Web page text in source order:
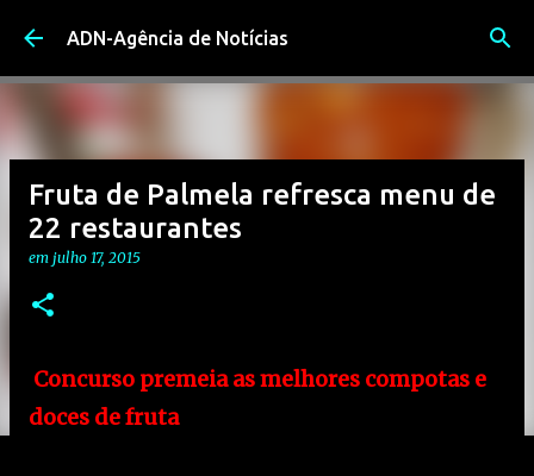
Avançar para o conteúdo principal
ADN-Agência de Notícias
Fruta de Palmela refresca menu de
22 restaurantes
em julho 17, 2015
Concurso premeia as melhores compotas e
doces de fruta